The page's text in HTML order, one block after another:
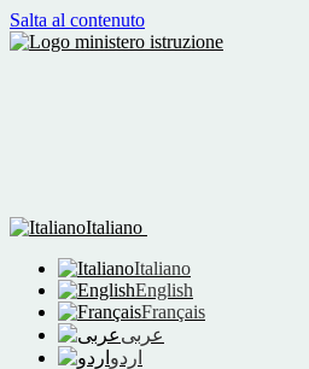
Salta al contenuto
Italiano
Italiano
English
Français
عربى
اردو